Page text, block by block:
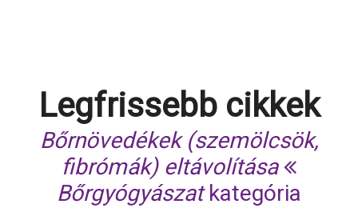
Legfrissebb cikkek
Bőrnövedékek (szemölcsök,
fibrómák) eltávolítása
Bőrgyógyászatkategória